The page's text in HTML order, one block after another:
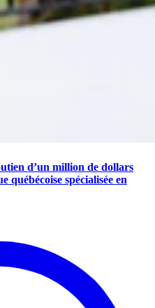
d’un million de dollars
spécialisée en